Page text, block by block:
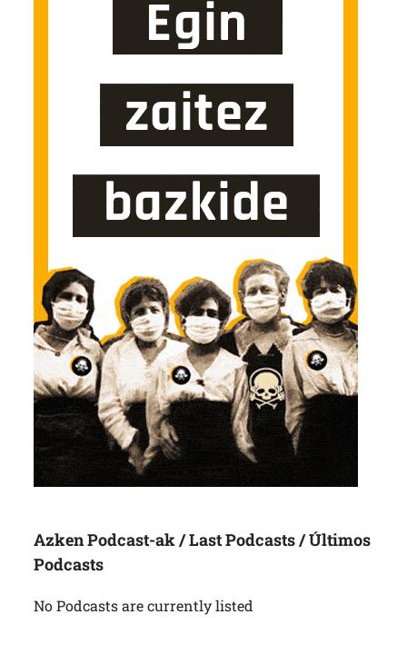
Azken Podcast-ak / Last Podcasts / Últimos
Podcasts
No Podcasts are currently listed